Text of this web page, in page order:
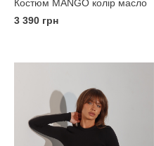
Костюм MANGO колір масло
3 390 грн